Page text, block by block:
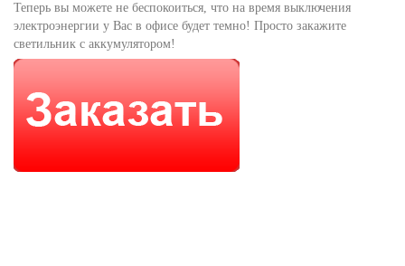
Теперь вы можете не беспокоиться, что на время выключения
электроэнергии у Вас в офисе будет темно! Просто закажите
светильник с аккумулятором!